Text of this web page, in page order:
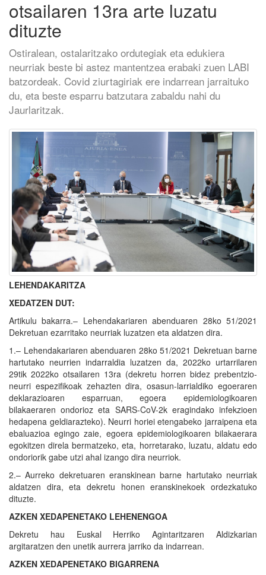
otsailaren 13ra arte luzatu
dituzte
Ostiralean, ostalaritzako ordutegiak eta edukiera
neurriak beste bi astez mantentzea erabaki zuen LABI
batzordeak. Covid ziurtagiriak ere indarrean jarraituko
du, eta beste esparru batzutara zabaldu nahi du
Jaurlaritzak.
LEHENDAKARITZA
XEDATZEN DUT:
Artikulu bakarra.– Lehendakariaren abenduaren 28ko 51/2021
Dekretuan ezarritako neurriak luzatzen eta aldatzen dira.
1.– Lehendakariaren abenduaren 28ko 51/2021 Dekretuan barne
hartutako neurrien indarraldia luzatzen da, 2022ko urtarrilaren
29tik 2022ko otsailaren 13ra (dekretu horren bidez prebentzio-
neurri espezifikoak zehazten dira, osasun-larrialdiko egoeraren
deklarazioaren esparruan, egoera epidemiologikoaren
bilakaeraren ondorioz eta SARS-CoV-2k eragindako infekzioen
hedapena geldiarazteko). Neurri horiei etengabeko jarraipena eta
ebaluazioa egingo zaie, egoera epidemiologikoaren bilakaerara
egokitzen direla bermatzeko, eta, horretarako, luzatu, aldatu edo
ondoriorik gabe utzi ahal izango dira neurriok.
2.– Aurreko dekretuaren eranskinean barne hartutako neurriak
aldatzen dira, eta dekretu honen eranskinekoek ordezkatuko
dituzte.
AZKEN XEDAPENETAKO LEHENENGOA
Dekretu hau Euskal Herriko Agintaritzaren Aldizkarian
argitaratzen den unetik aurrera jarriko da indarrean.
AZKEN XEDAPENETAKO BIGARRENA